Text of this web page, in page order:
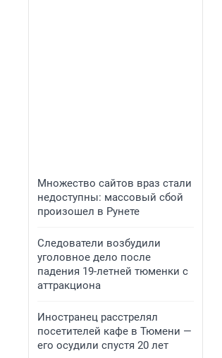
Множество сайтов враз стали
недоступны: массовый сбой
произошел в Рунете
Следователи возбудили
уголовное дело после
падения 19-летней тюменки с
аттракциона
Иностранец расстрелял
посетителей кафе в Тюмени —
его осудили спустя 20 лет